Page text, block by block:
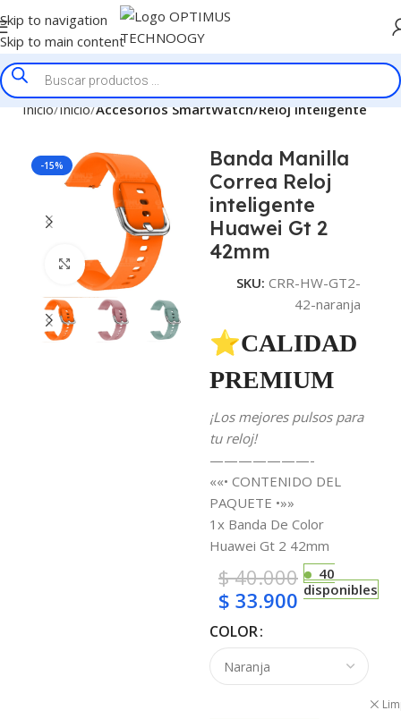
Skip to navigation
Skip to main content
Inicio Inicio Accesorios SmartWatch/Reloj Inteligente
-15%
Click to enlarge
Banda Manilla
Correa Reloj
inteligente
Huawei Gt 2
42mm
SKU: CRR-HW-GT2-
42-naranja
⭐CALIDAD
PREMIUM
¡Los mejores pulsos para
tu reloj!
———————-
««• CONTENIDO DEL
PAQUETE •»»
1x Banda De Color
Huawei Gt 2 42mm
$40.000
$ 33.900
40
disponibles
COLOR